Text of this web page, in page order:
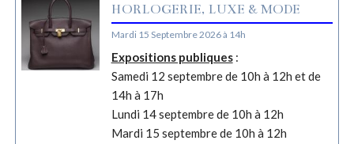
HORLOGERIE, LUXE & MODE
Mardi 15 Septembre 2026 à 14h
Expositions publiques:
Samedi 12 septembre de 10h à 12h et de
14h à 17h
Lundi 14 septembre de 10h à 12h
Mardi 15 septembre de 10h à 12h